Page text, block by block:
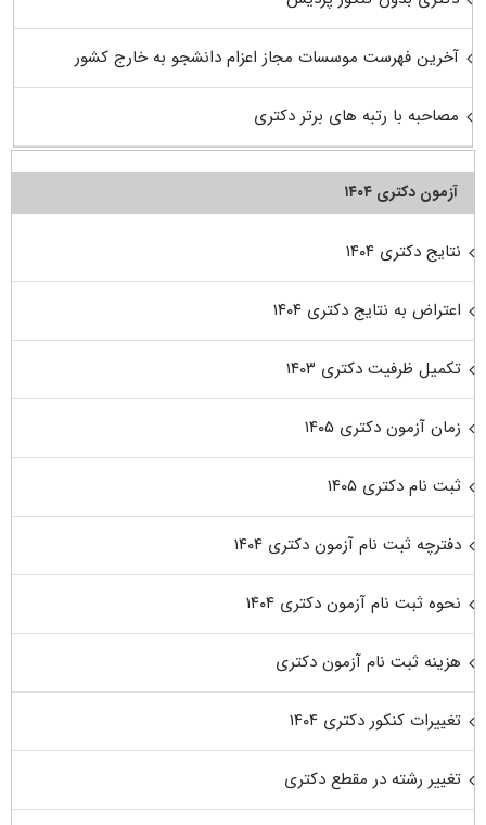
آخرین فهرست موسسات مجاز اعزام دانشجو به خارج کشور
مصاحبه با رتبه های برتر دکتری
آزمون دکتری ۱۴۰۴
نتایج دکتری ۱۴۰۴
اعتراض به نتایج دکتری ۱۴۰۴
تکمیل ظرفیت دکتری ۱۴۰۳
زمان آزمون دکتری ۱۴۰۵
ثبت نام دکتری ۱۴۰۵
دفترچه ثبت نام آزمون دکتری ۱۴۰۴
نحوه ثبت نام آزمون دکتری ۱۴۰۴
هزینه ثبت نام آزمون دکتری
تغییرات کنکور دکتری ۱۴۰۴
تغییر رشته در مقطع دکتری